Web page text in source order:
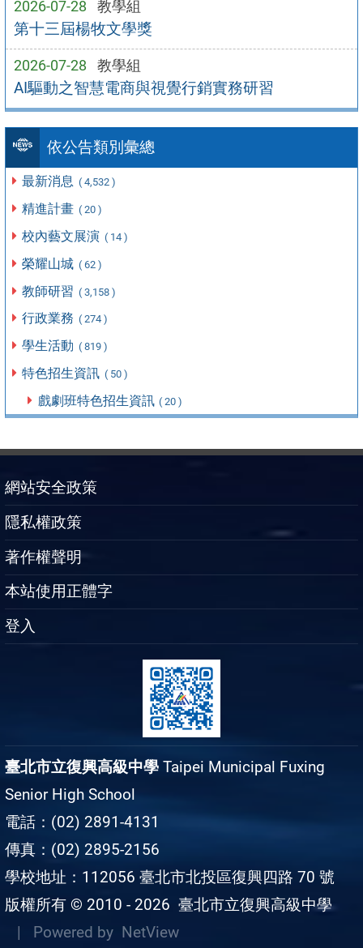
2026-07-28 教學組
第十三屆楊牧文學獎
2026-07-28 教學組
AI驅動之智慧電商與視覺行銷實務研習
依公告類別彙總
最新消息 ( 4,532 )
精進計畫 ( 20 )
校內藝文展演 ( 14 )
榮耀山城 ( 62 )
教師研習 ( 3,158 )
行政業務 ( 274 )
學生活動 ( 819 )
特色招生資訊 ( 50 )
戲劇班特色招生資訊 ( 20 )
網站安全政策
隱私權政策
著作權聲明
本站使用正體字
登入
臺北市立復興高級中學 Taipei Municipal Fuxing
Senior High School
電話：(02) 2891-4131
傳真：(02) 2895-2156
學校地址：112056 臺北市北投區復興四路 70 號
版權所有 © 2010 - 2026 臺北市立復興高級中學
| Powered by NetView